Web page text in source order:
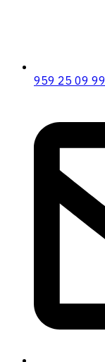
959 25 09 99